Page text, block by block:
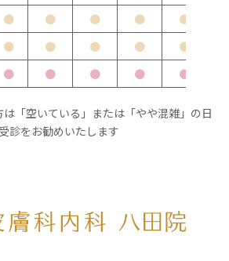
● ● ● ● ●
● ● ● ● ●
● ● ● ● ●
「空いている」または「やや混雑」の日
診をお勧めいたします